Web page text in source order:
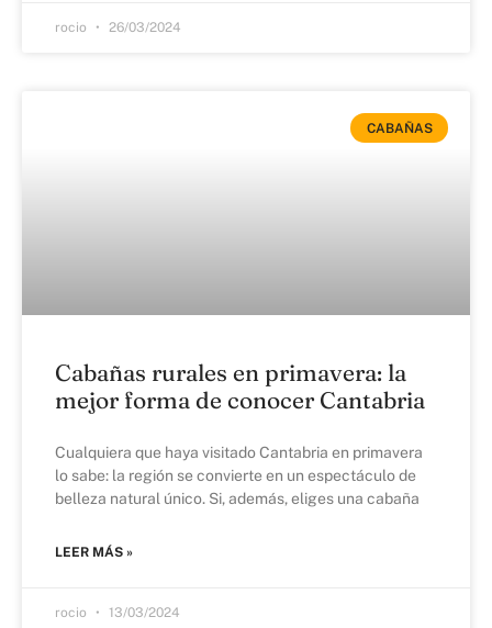
rocio 26/03/2024
CABAÑAS
Cabañas rurales en primavera: la
mejor forma de conocer Cantabria
Cualquiera que haya visitado Cantabria en primavera
lo sabe: la región se convierte en un espectáculo de
belleza natural único. Si, además, eliges una cabaña
LEER MÁS »
rocio 13/03/2024